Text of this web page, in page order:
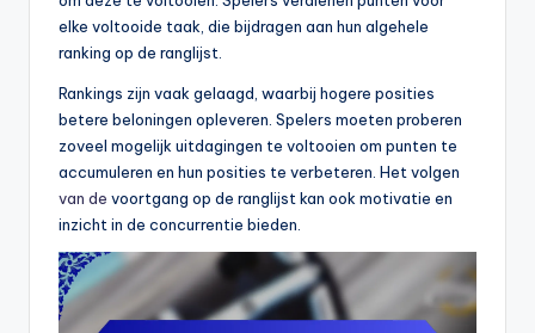
elke voltooide taak, die bijdragen aan hun algehele
ranking op de ranglijst.
Rankings zijn vaak gelaagd, waarbij hogere posities
betere beloningen opleveren. Spelers moeten proberen
zoveel mogelijk uitdagingen te voltooien om punten te
accumuleren en hun posities te verbeteren. Het volgen
van de voortgang op de ranglijst kan ook motivatie en
inzicht in de concurrentie bieden.